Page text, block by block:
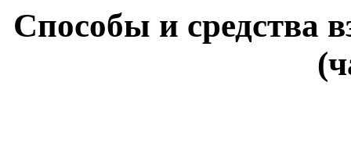
Способы и средства